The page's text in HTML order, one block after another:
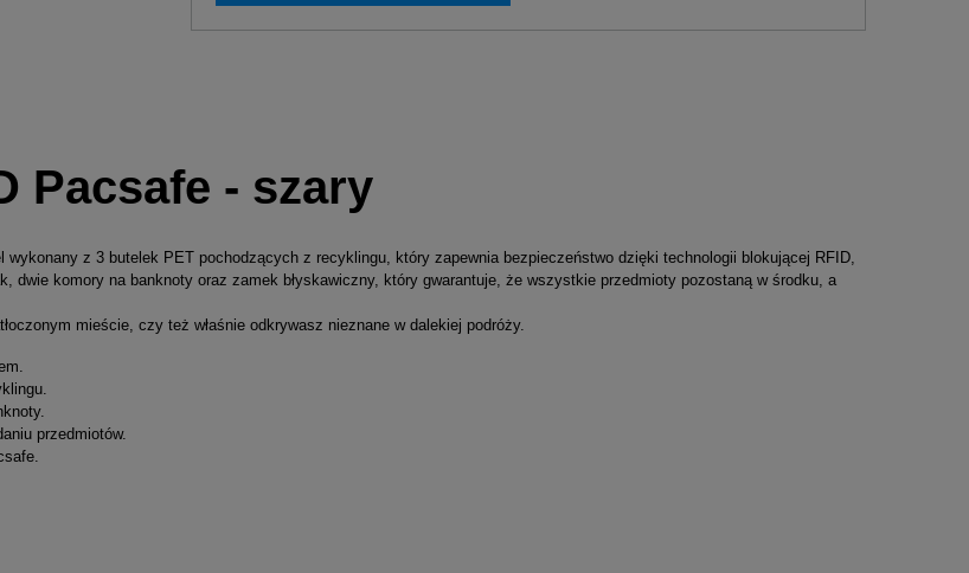
Pacsafe - szary
z 3 butelek PET pochodzących z recyklingu, który zapewnia bezpieczeństwo dzięki technologii blokującej RFID,
dwie komory na banknoty oraz zamek błyskawiczny, który gwarantuje, że wszystkie przedmioty pozostaną w środku, a
mieście, czy też właśnie odkrywasz nieznane w dalekiej podróży.
przedmiotów.